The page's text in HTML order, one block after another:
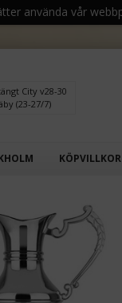
använda vår
City v28-30
(23-27/7)
KÖPVILLKOR